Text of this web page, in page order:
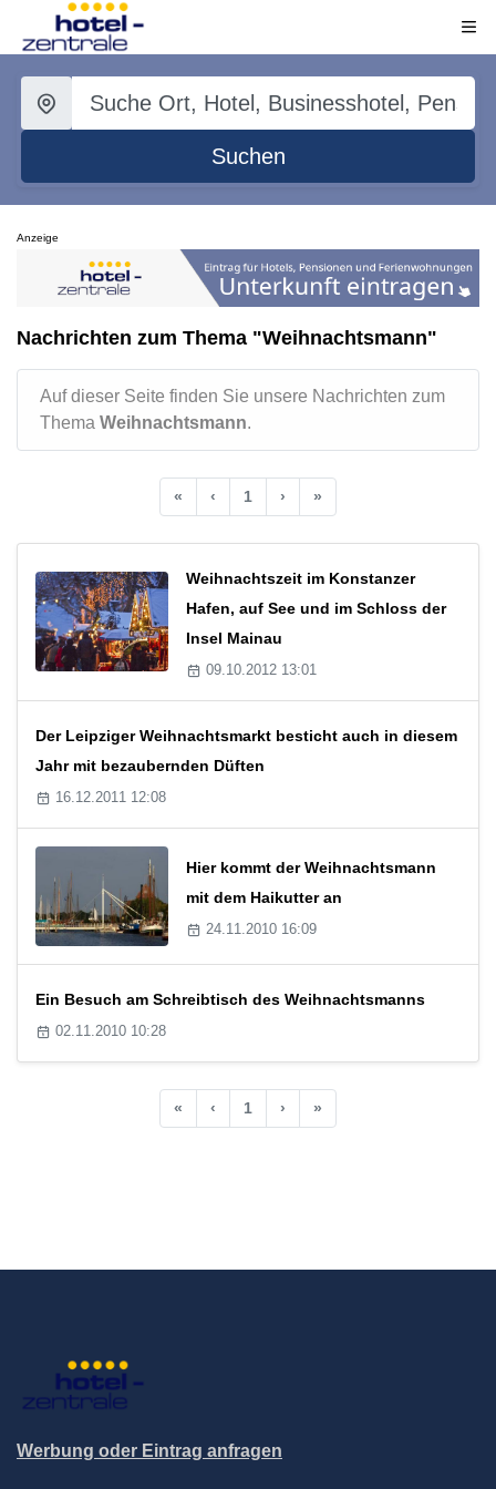
Suchen
Anzeige
Nachrichten zum Thema "Weihnachtsmann"
Auf dieser Seite finden Sie unsere Nachrichten zum
Thema Weihnachtsmann.
« ‹ 1 › »
Weihnachtszeit im Konstanzer
Hafen, auf See und im Schloss der
Insel Mainau
09.10.2012 13:01
Der Leipziger Weihnachtsmarkt besticht auch in diesem
Jahr mit bezaubernden Düften
16.12.2011 12:08
Hier kommt der Weihnachtsmann
mit dem Haikutter an
24.11.2010 16:09
Ein Besuch am Schreibtisch des Weihnachtsmanns
02.11.2010 10:28
« ‹ 1 › »
Werbung oder Eintrag anfragen